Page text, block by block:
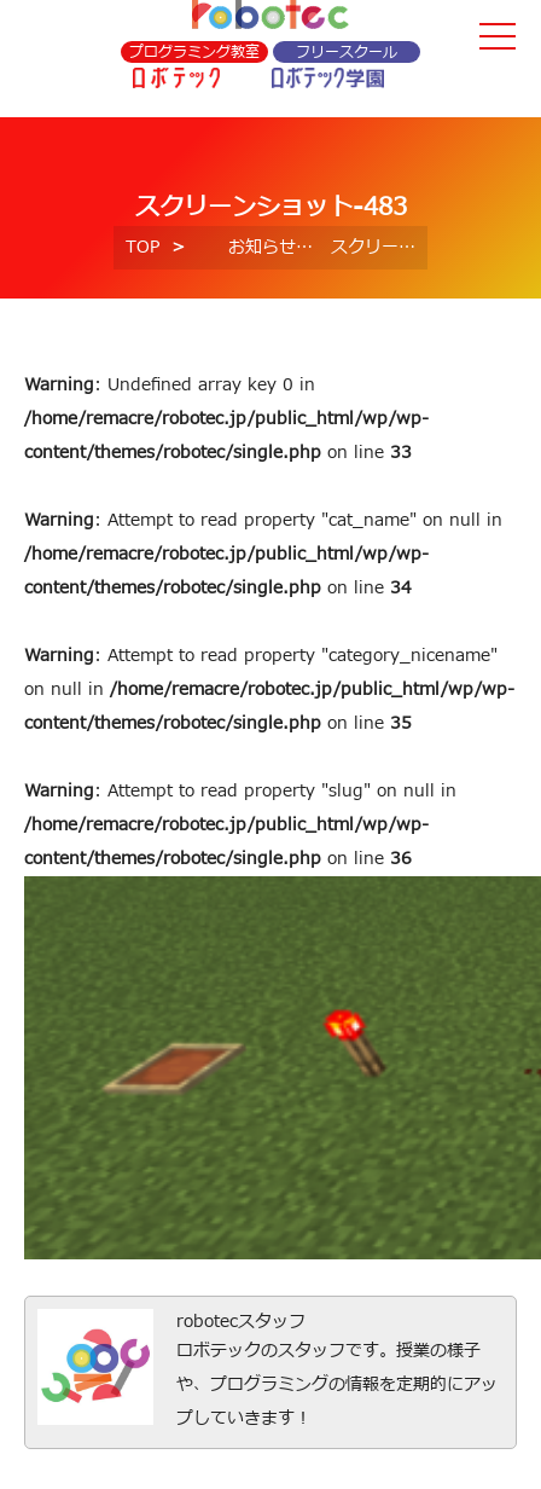
プログラミング教室 フリースクール
スクリーンショット-483
TOP お知らせ スクリーンショット-483
Warning: Undefined array key 0 in
/home/remacre/robotec.jp/public_html/wp/wp-
content/themes/robotec/single.php on line 33
Warning: Attempt to read property "cat_name" on null in
/home/remacre/robotec.jp/public_html/wp/wp-
content/themes/robotec/single.php on line 34
Warning: Attempt to read property "category_nicename"
on null in /home/remacre/robotec.jp/public_html/wp/wp-
content/themes/robotec/single.php on line 35
Warning: Attempt to read property "slug" on null in
/home/remacre/robotec.jp/public_html/wp/wp-
content/themes/robotec/single.php on line 36
robotecスタッフ
ロボテックのスタッフです。授業の様子
や、プログラミングの情報を定期的にアッ
プしていきます！